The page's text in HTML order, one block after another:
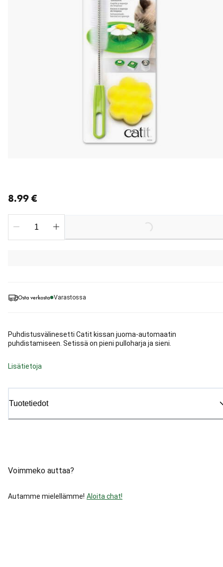
Osta verkosta Varastossa
Puhdistusvälinesetti Catit kissan juoma-automaatin
puhdistamiseen. Setissä on pieni pulloharja ja sieni.
Lisätietoja
Tuotetiedot
Voimmeko auttaa?
Autamme mielellämme! Aloita chat!
8.99 €